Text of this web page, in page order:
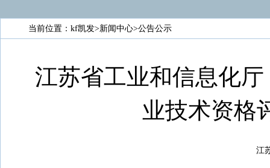
当前位置： kf凯发>新闻中心>公告公示
江苏省工业和信息化
业技术资格
江